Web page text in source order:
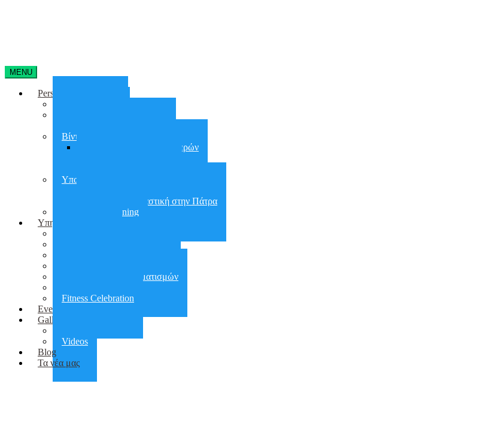
MENU
Personal Training
Βίντεο Γυμναστικής
Απώλεια Βάρους 90 Ημερών
Υπαίθρια Γυμναστική
Υπαίθρια Γυμναστική στην Πάτρα
Small group training
Υπηρεσίες
Αποκατάσταση τραυματισμών
Fitness Celebration
Events
Gallery
Videos
Blog
Τα νέα μας